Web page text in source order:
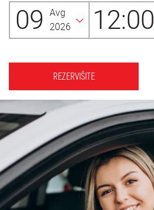
09
Avg
2026
12:00
REZERVIŠITE